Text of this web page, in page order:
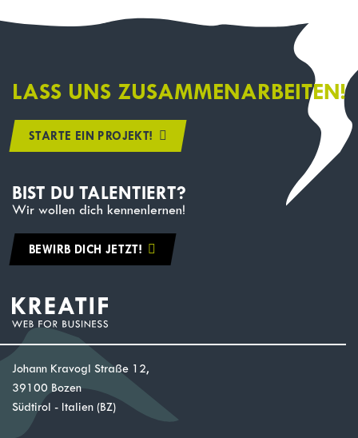
LASS UNS ZUSAMMENARBEITEN!
STARTE EIN PROJEKT!
BIST DU TALENTIERT?
Wir wollen dich kennenlernen!
BEWIRB DICH JETZT!
Johann Kravogl Straße 12,
39100 Bozen
Südtirol - Italien (BZ)